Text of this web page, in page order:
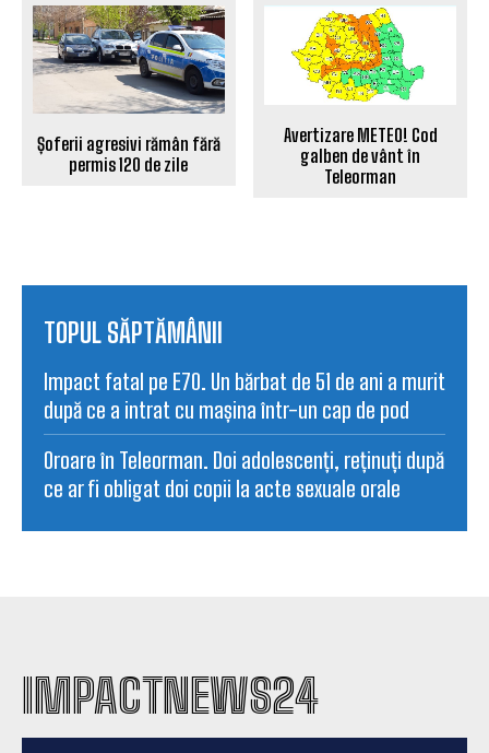
Șoferii agresivi rămân fără
permis 120 de zile
Avertizare METEO! Cod
galben de vânt în
Teleorman
TOPUL SĂPTĂMÂNII
Impact fatal pe E70. Un bărbat de 51 de ani a murit
după ce a intrat cu mașina într-un cap de pod
Oroare în Teleorman. Doi adolescenți, reținuți după
ce ar fi obligat doi copii la acte sexuale orale
IMPACTNEWS24